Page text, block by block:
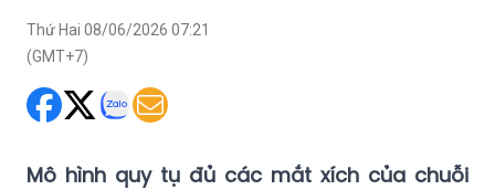
Thứ Hai 08/06/2026 07:21
(GMT+7)
Mô hình quy tụ đủ các mắt xích của chuỗi